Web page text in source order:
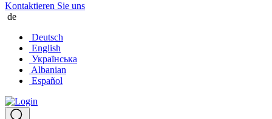
Kontaktieren Sie uns
de
Deutsch
English
Українська
Albanian
Español